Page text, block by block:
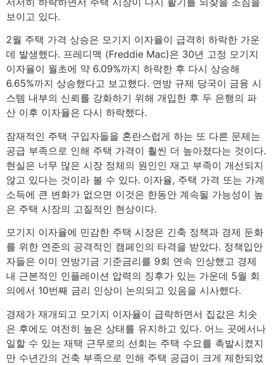
보이고 있다.
2월 주택 가격 상승은 모기지 이자율이 급격히 하락한 가운
데 발생했다. 프레디맥 (Freddie Mac)은 30년 고정 모기지
이자율이 월초에 약 6.09%까지 하락한 후 다시 상승해
6.65%까지 상승했다고 보고했다. 연방 규제 당국이 금융 시
스템 내부의 신뢰를 강화하기 위해 개입한 후 두 은행의 파
산 이후 이자율은 다시 하락했다.
잠재적인 주택 구입자들을 혼란스럽게 하는 또 다른 문제는
공급 부족으로 인해 주택 가격이 훨씬 더 높아졌다는 것이다.
현실은 너무 많은 시장 정체의 원인인 재고 부족이 개선되지
않고 있다는 것이라 볼 수 있다. 이자율, 주택 가격 또는 가계
소득에 큰 변화가 없으면 이것은 한동안 계속될 가능성이 높
은 주택 시장의 고질적인 현상이다.
모기지 이자율에 민감한 주택 시장은 긴축 정책과 경제 둔화
를 위한 연준의 공격적인 캠페인의 타격을 받았다. 정책입안
자들은 이미 연방기금 기준금리를 9회 연속 인상했고 경제
내 근본적인 인플레이션 압력의 징후가 있는 가운데 5월 회
의에서 10번째 금리 인상이 논의되고 있음을 시사했다.
경제가 재개되고 모기지 이자율이 급락하면서 집값은 치솟
은 후에도 여전히 높은 상태를 유지하고 있다. 어느 곳에서나
일할 수 있는 재택 근무로의 선회는 주택 수요를 촉발시켰지
만 수년간의 건축 부족으로 인해 주택 공급이 크게 제한되었